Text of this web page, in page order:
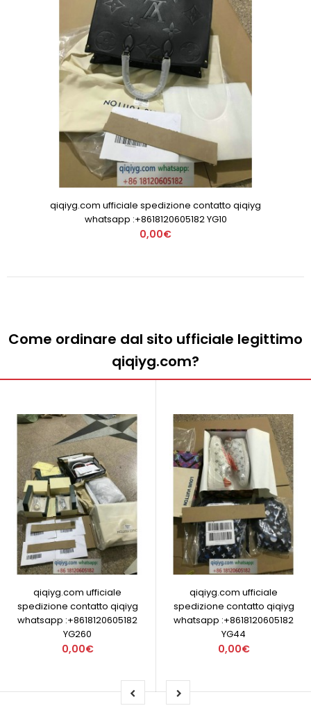
qiqiyg.com ufficiale spedizione contatto qiqiyg
whatsapp :+8618120605182 YG10
0,00€
Come ordinare dal sito ufficiale legittimo
qiqiyg.com?
qiqiyg.com ufficiale
spedizione contatto qiqiyg
whatsapp :+8618120605182
YG260
0,00€
qiqiyg.com ufficiale
spedizione contatto qiqiyg
whatsapp :+8618120605182
YG44
0,00€